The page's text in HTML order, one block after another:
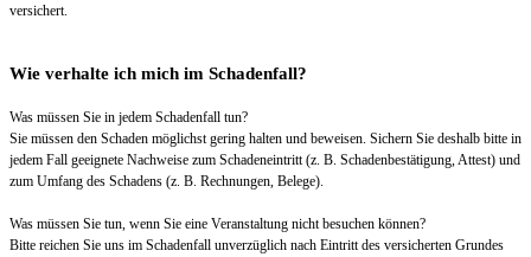
versichert.
Wie verhalte ich mich im Schadenfall?
Was müssen Sie in jedem Schadenfall tun?
Sie müssen den Schaden möglichst gering halten und beweisen. Sichern Sie deshalb bitte in
jedem Fall geeignete Nachweise zum Schadeneintritt (z. B. Schadenbestätigung, Attest) und
zum Umfang des Schadens (z. B. Rechnungen, Belege).
Was müssen Sie tun, wenn Sie eine Veranstaltung nicht besuchen können?
Bitte reichen Sie uns im Schadenfall unverzüglich nach Eintritt des versicherten Grundes